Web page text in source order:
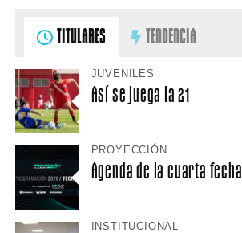
TITULARES TENDENCIA
JUVENILES
Así se juega la 21
PROYECCIÓN
Agenda de la cuarta fecha
INSTITUCIONAL